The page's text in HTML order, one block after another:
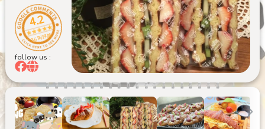
4.2
36 則評論
follow us :